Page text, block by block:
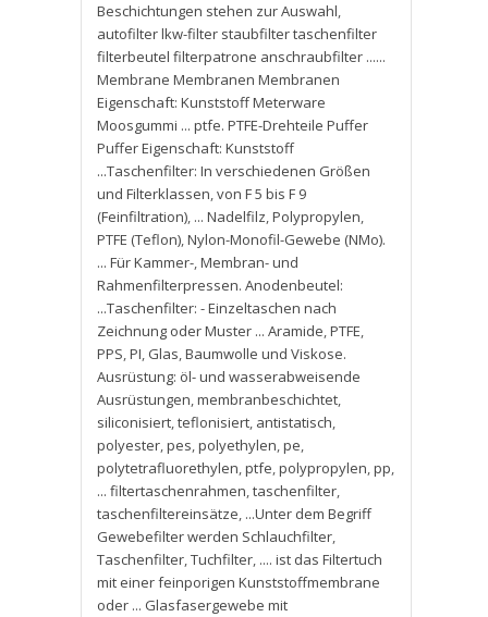
Beschichtungen stehen zur Auswahl,
autofilter lkw-filter staubfilter taschenfilter
filterbeutel filterpatrone anschraubfilter ......
Membrane Membranen Membranen
Eigenschaft: Kunststoff Meterware
Moosgummi ... ptfe. PTFE-Drehteile Puffer
Puffer Eigenschaft: Kunststoff
...Taschenfilter: In verschiedenen Größen
und Filterklassen,von F 5 bis F 9
(Feinfiltration), ... Nadelfilz,Polypropylen,
PTFE (Teflon),Nylon-Monofil-Gewebe (NMo).
... Für Kammer-,Membran- und
Rahmenfilterpressen. Anodenbeutel:
...Taschenfilter: - Einzeltaschen nach
Zeichnung oder Muster ... Aramide,PTFE,
PPS,PI, Glas,Baumwolle und Viskose.
Ausrüstung: öl- und wasserabweisende
Ausrüstungen,membranbeschichtet,
siliconisiert,teflonisiert, antistatisch,
polyester,pes,polyethylen,pe,
polytetrafluorethylen,ptfe,polypropylen,pp,
... filtertaschenrahmen,taschenfilter,
taschenfiltereinsätze, ...Unter dem Begriff
Gewebefilter werden Schlauchfilter,
Taschenfilter,Tuchfilter, .... ist das Filtertuch
mit einer feinporigen Kunststoffmembrane
oder ... Glasfasergewebe mit